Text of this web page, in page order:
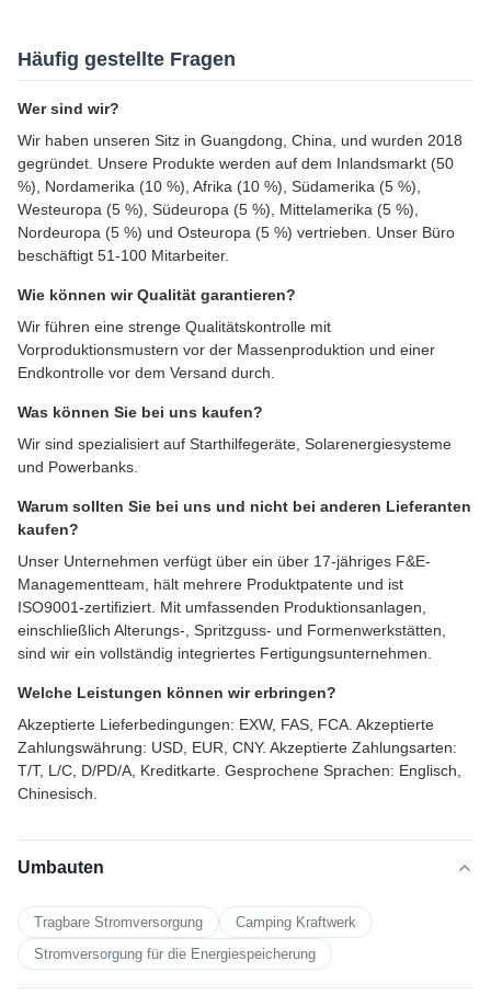
Häufig gestellte Fragen
Wer sind wir?
Wir haben unseren Sitz in Guangdong, China, und wurden 2018
gegründet. Unsere Produkte werden auf dem Inlandsmarkt (50
%), Nordamerika (10 %), Afrika (10 %), Südamerika (5 %),
Westeuropa (5 %), Südeuropa (5 %), Mittelamerika (5 %),
Nordeuropa (5 %) und Osteuropa (5 %) vertrieben. Unser Büro
beschäftigt 51-100 Mitarbeiter.
Wie können wir Qualität garantieren?
Wir führen eine strenge Qualitätskontrolle mit
Vorproduktionsmustern vor der Massenproduktion und einer
Endkontrolle vor dem Versand durch.
Was können Sie bei uns kaufen?
Wir sind spezialisiert auf Starthilfegeräte, Solarenergiesysteme
und Powerbanks.
Warum sollten Sie bei uns und nicht bei anderen Lieferanten
kaufen?
Unser Unternehmen verfügt über ein über 17-jähriges F&E-
Managementteam, hält mehrere Produktpatente und ist
ISO9001-zertifiziert. Mit umfassenden Produktionsanlagen,
einschließlich Alterungs-, Spritzguss- und Formenwerkstätten,
sind wir ein vollständig integriertes Fertigungsunternehmen.
Welche Leistungen können wir erbringen?
Akzeptierte Lieferbedingungen: EXW, FAS, FCA. Akzeptierte
Zahlungswährung: USD, EUR, CNY. Akzeptierte Zahlungsarten:
T/T, L/C, D/PD/A, Kreditkarte. Gesprochene Sprachen: Englisch,
Chinesisch.
Umbauten
Tragbare Stromversorgung
Camping Kraftwerk
Stromversorgung für die Energiespeicherung